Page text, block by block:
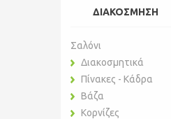
ΔΙΑΚΟΣΜΗΣΗ
Σαλόνι
Διακοσμητικά
Πίνακες - Κάδρα
Βάζα
Κορνίζες